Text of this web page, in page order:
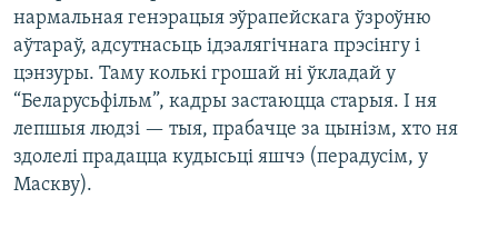
нармальная генэрацыя эўрапейскага ўзроўню
аўтараў, адсутнасьць ідэалягічнага прэсінгу і
цэнзуры. Таму колькі грошай ні ўкладай у
“Беларусьфільм”, кадры застаюцца старыя. І ня
лепшыя людзі — тыя, прабачце за цынізм, хто ня
здолелі прадацца кудысьці яшчэ (перадусім, у
Маскву).